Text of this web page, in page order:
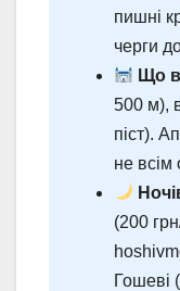
пишні
черги
Що
500 м),
піст).
не всім
(200
Гошеві